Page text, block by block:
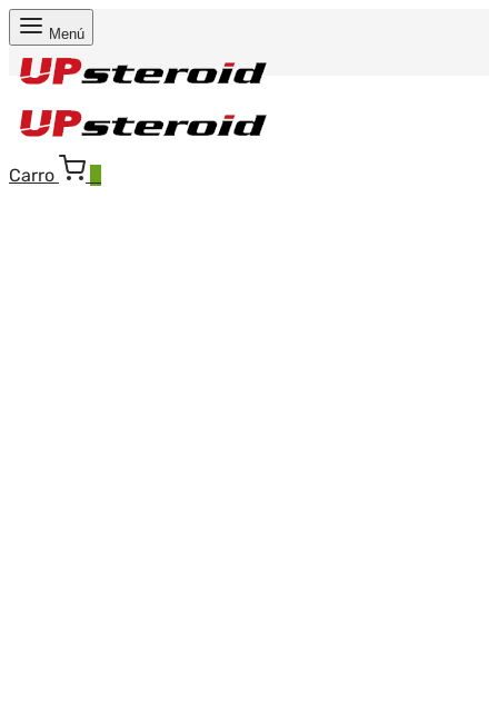
Menú
Carro